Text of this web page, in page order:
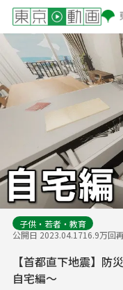
子供・若者・教育
公開日 2023.04.1716.9万回
【首都直下地震】
自宅編～